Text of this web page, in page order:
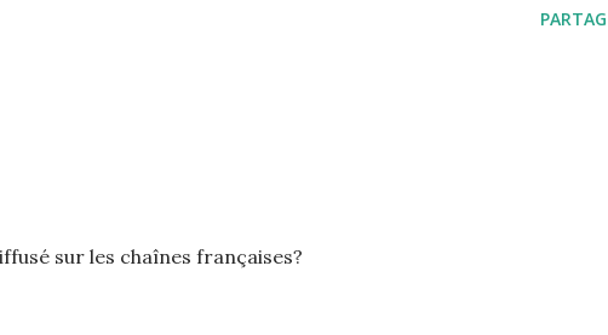
sur les chaînes françaises?